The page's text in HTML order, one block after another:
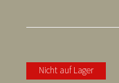
Nicht auf Lager